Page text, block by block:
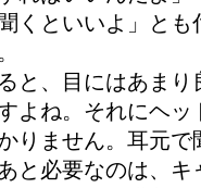
くといいよ」と
と、目にはあま
よね。それにヘ
りません。耳元
と必要なのは、